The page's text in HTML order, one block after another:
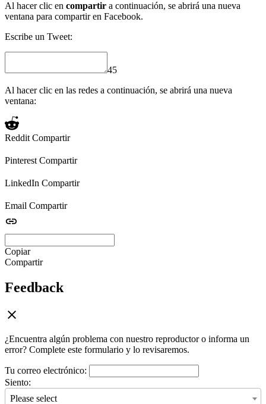
Al hacer clic en compartir a continuación, se abrirá una nueva
ventana para compartir en Facebook.
Escribe un Tweet:
45
Al hacer clic en las redes a continuación, se abrirá una nueva
ventana:
Reddit Compartir
Pinterest Compartir
LinkedIn Compartir
Email Compartir
Copiar
Compartir
Feedback
¿Encuentra algún problema con nuestro reproductor o informa un
error? Complete este formulario y lo revisaremos.
Tu correo electrónico:
Siento:
Please select